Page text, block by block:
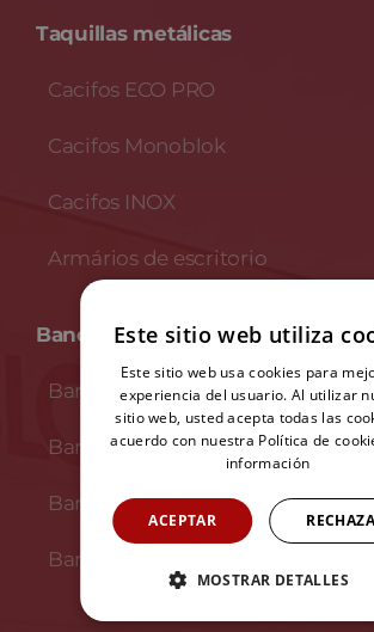
Taquillas metálicas
Cacifos ECO PRO
Cacifos Monoblok
Cacifos INOX
Armários de escritorio
Bancos
Bancos em madeira
Bancos em melamina
Bancos en fenólico
Bancos en fenólico e INOX
Este sitio web utiliza
Este sitio web usa cookies para
experiencia del usuario. Al utilizar
sitio web, usted acepta todas las
acuerdo con nuestra Política de
información
ACEPTAR
MOSTRAR DETALLES